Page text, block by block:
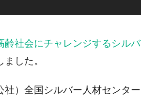
齢社会にチャレンジするシルバ
した。
）全国シルバー人材センター